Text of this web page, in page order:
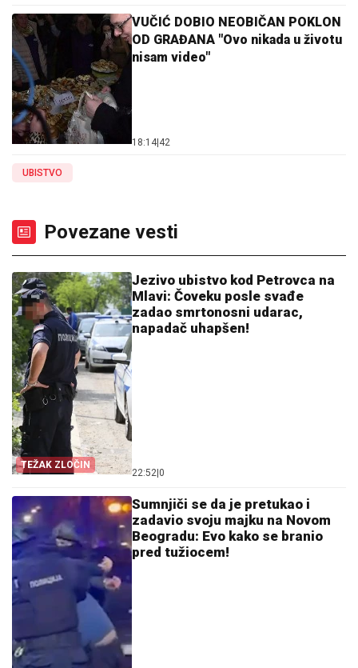
VUČIĆ DOBIO NEOBIČAN POKLON
OD GRAĐANA "Ovo nikada u životu
nisam video"
18:14 42
UBISTVO
Povezane vesti
TEŽAK ZLOČIN
Jezivo ubistvo kod Petrovca na
Mlavi: Čoveku posle svađe
zadao smrtonosni udarac,
napadač uhapšen!
22:52 0
Sumnjiči se da je pretukao i
zadavio svoju majku na Novom
Beogradu: Evo kako se branio
pred tužiocem!